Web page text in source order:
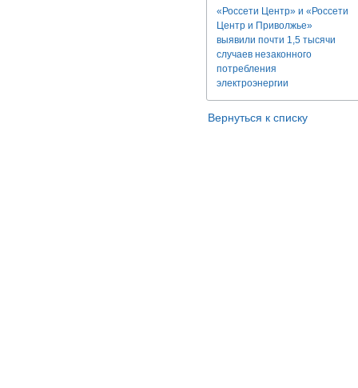
«Россети Центр» и «Россети
Центр и Приволжье»
выявили почти 1,5 тысячи
случаев незаконного
потребления
электроэнергии
Вернуться к списку